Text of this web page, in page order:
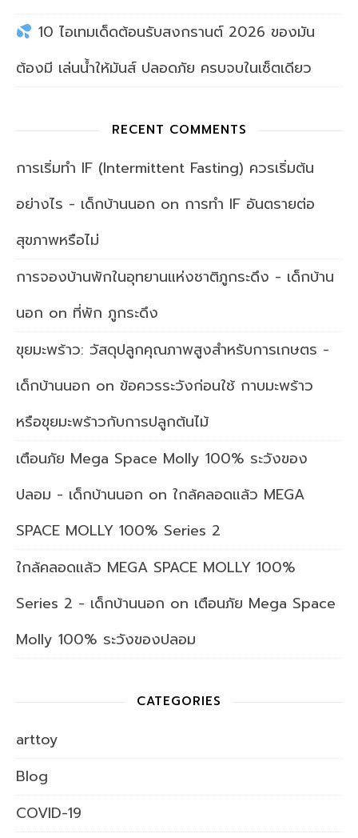
10 ไอเทมเด็ดต้อนรับสงกรานต์ 2026 ของมัน
ต้องมี เล่นน้ำให้มันส์ ปลอดภัย ครบจบในเซ็ตเดียว
RECENT COMMENTS
การเริ่มทำ IF (Intermittent Fasting) ควรเริ่มต้น
อย่างไร - เด็กบ้านนอก on การทำ IF อันตรายต่อ
สุขภาพหรือไม่
การจองบ้านพักในอุทยานแห่งชาติภูกระดึง - เด็กบ้าน
นอก on ที่พัก ภูกระดึง
ขุยมะพร้าว: วัสดุปลูกคุณภาพสูงสำหรับการเกษตร -
เด็กบ้านนอก on ข้อควรระวังก่อนใช้ กาบมะพร้าว
หรือขุยมะพร้าวกับการปลูกต้นไม้
เตือนภัย Mega Space Molly 100% ระวังของ
ปลอม - เด็กบ้านนอก on ใกล้คลอดแล้ว MEGA
SPACE MOLLY 100% Series 2
ใกล้คลอดแล้ว MEGA SPACE MOLLY 100%
Series 2 - เด็กบ้านนอก on เตือนภัย Mega Space
Molly 100% ระวังของปลอม
CATEGORIES
arttoy
Blog
COVID-19